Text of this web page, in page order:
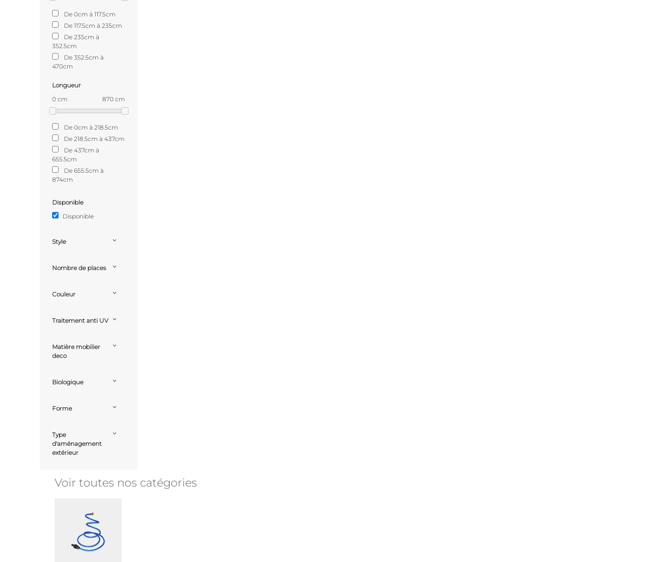
De 0cm à 117.5cm
De 117.5cm à 235cm
De 235cm à
352.5cm
De 352.5cm à
470cm
Longueur
0 cm
870 cm
De 0cm à 218.5cm
De 218.5cm à 437cm
De 437cm à
655.5cm
De 655.5cm à
874cm
Disponible
Disponible
Style
Nombre de places
Couleur
Traitement anti UV
Matière mobilier
deco
Biologique
Forme
Type
d'aménagement
extérieur
Voir toutes nos catégories